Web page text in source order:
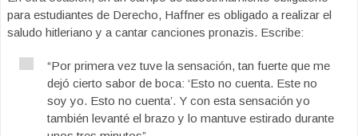
para estudiantes de Derecho, Haffner es obligado a realizar el
saludo hitleriano y a cantar canciones pronazis. Escribe:
“Por primera vez tuve la sensación, tan fuerte que me
dejó cierto sabor de boca: ‘Esto no cuenta. Este no
soy yo. Esto no cuenta’. Y con esta sensación yo
también levanté el brazo y lo mantuve estirado durante